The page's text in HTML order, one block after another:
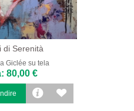
di Serenità
Giclée su tela
80,00 €